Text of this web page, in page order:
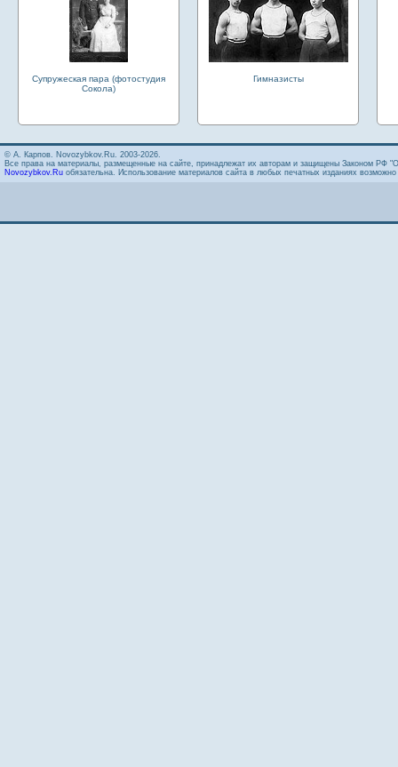
Супружеская пара (фотостудия
Сокола)
Гимназисты
© А. Карпов. Novozybkov.Ru. 2003-2026.
Все права на материалы, размещенные на сайте, принадлежат их авторам и защищены Законом РФ
Novozybkov.Ru обязательна. Использование материалов сайта в любых печатных изданиях